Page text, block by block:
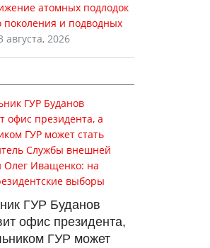
атомных подлодок
поколения и подводных
августа, 2026
ГУР Буданов
офис президента,
ГУР может